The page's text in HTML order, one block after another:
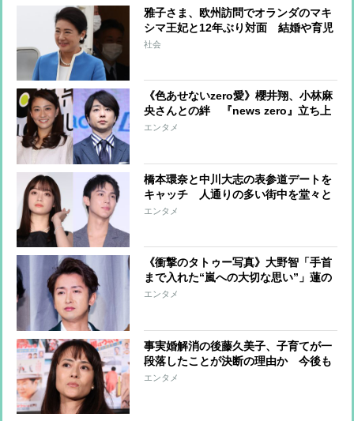
雅子さま、欧州訪問でオランダのマキ
シマ王妃と12年ぶり対面 結婚や育児
の悩みを分かち合った仲、民間出身で
社会
《色あせないzero愛》櫻井翔、小林麻
央さんとの絆 『news zero』立ち上
げから支え合い、今も関係者と墓参
エンタメ
橋本環奈と中川大志の表参道デートを
キャッチ 人通りの多い街中を堂々と
歩き、セレクトショップでは“見るか
エンタメ
《衝撃のタトゥー写真》大野智「手首
まで入れた“嵐への大切な思い”」蓮の
花に刻んだ「泥の中から生えていく」
エンタメ
事実婚解消の後藤久美子、子育てが一
段落したことが決断の理由か 今後も
スイスに住みながら女優業は継続、日
エンタメ